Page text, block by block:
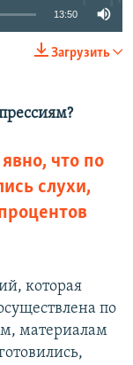
13:50
Загрузить
что по
слухи,
которая
по
материалам